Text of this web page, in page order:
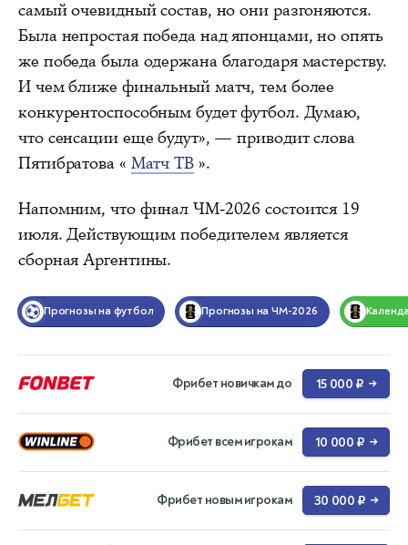
самый очевидный состав, но они разгоняются.
Была непростая победа над японцами, но опять
же победа была одержана благодаря мастерству.
И чем ближе финальный матч, тем более
конкурентоспособным будет футбол. Думаю,
что сенсации еще будут», — приводит слова
Пятибратова « Матч ТВ».
Напомним, что финал ЧМ-2026 состоится 19
июля. Действующим победителем является
сборная Аргентины.
Прогнозы на футбол Прогнозы на ЧМ-2026
Фрибет новичкам до 15 000 ₽ →
Фрибет всем игрокам 10 000 ₽ →
Фрибет новым игрокам 30 000 ₽ →